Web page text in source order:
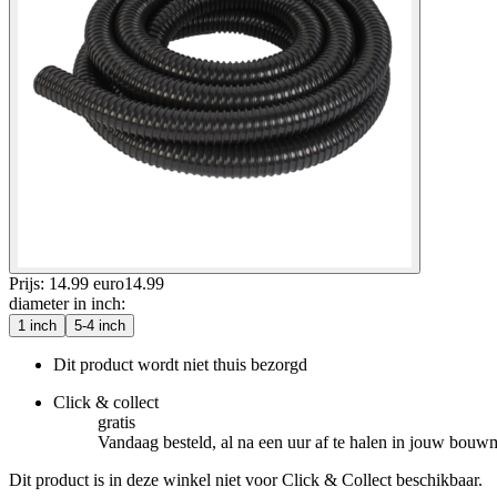
Prijs: 14.99 euro14.99
diameter in inch:
1 inch 5-4 inch
Dit product wordt niet thuis bezorgd
Click & collect
gratis
Vandaag besteld, al na een uur af te halen in jouw
Dit product is in deze winkel niet voor Click & Collect beschikbaar.